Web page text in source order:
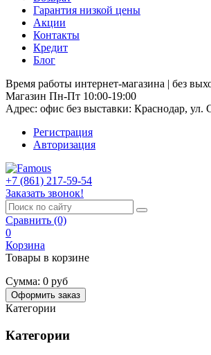
Гарантия низкой цены
Акции
Контакты
Кредит
Блог
Время работы интернет-магазина | без
Магазин Пн-Пт 10:00-19:00
Адрес: офис без выставки: Краснодар, ул.
Регистрация
Авторизация
+7 (861) 217-59-54
Заказать звонок!
Сравнить (0)
0
Корзина
Товары в корзине
Сумма: 0 руб
Оформить заказ
Категории
Категории